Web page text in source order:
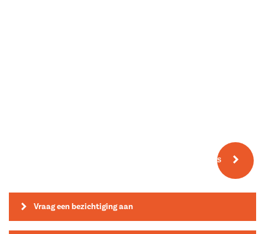
Meer fotos
Vraag een bezichtiging aan